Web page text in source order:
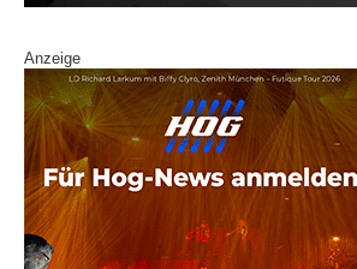
Anzeige